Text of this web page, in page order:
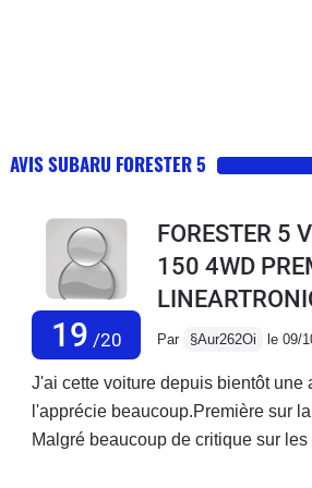
AVIS SUBARU FORESTER 5
19 /20
FORESTER 5
150 4WD
Par §Aur262Oi le 09/
J'ai cette voiture depuis bientôt une
l'apprécie beaucoup.Première sur
Malgré beaucoup de critique sur